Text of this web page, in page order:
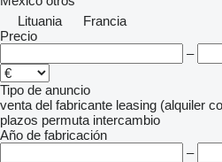
Lituania
Francia
Precio
–
Tipo de anuncio
venta del fabricante leasing (alquiler
plazos permuta intercambio
Año de fabricación
–